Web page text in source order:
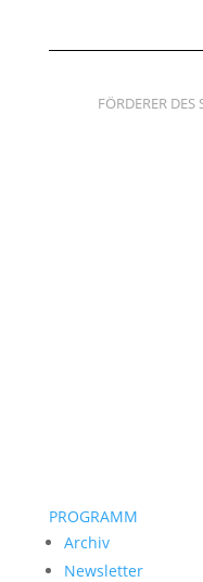
FÖRDERER DES
PROGRAMM
Archiv
Newsletter